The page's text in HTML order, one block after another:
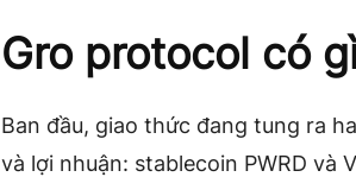
Gro protocol có
Ban đầu, giao thức đang tung ra
và lợi nhuận: stablecoin PWRD và